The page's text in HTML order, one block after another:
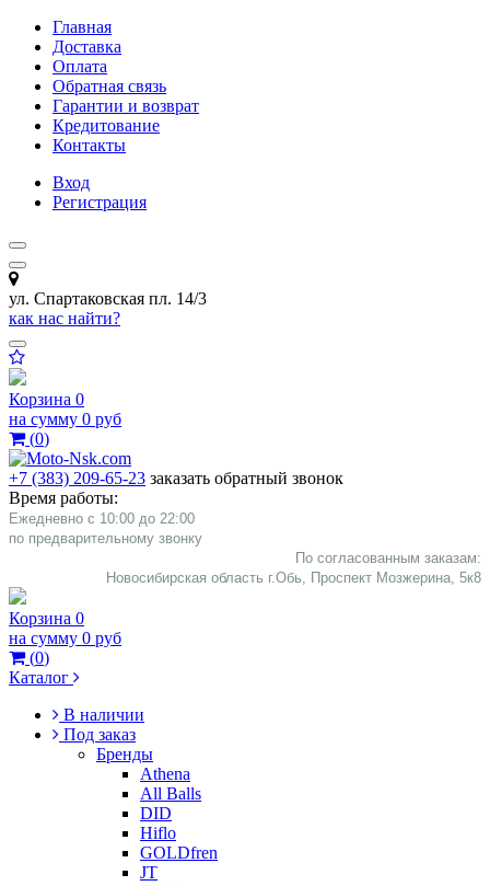
Главная
Доставка
Оплата
Обратная связь
Гарантии и возврат
Кредитование
Контакты
Вход
Регистрация
ул. Спартаковская пл. 14/3
как нас найти?
Корзина 0
на сумму 0 руб
(0)
+7 (383) 209-65-23 заказать обратный звонок
Время работы:
Ежедневно с 10:00 до 22:00
​по предварительному звонку
По согласованным заказам:
Новосибирская область г.Обь, Проспект Мозжерина, 5к8​
Корзина 0
на сумму 0 руб
(0)
Каталог
В наличии
Под заказ
Бренды
Athena
All Balls
DID
Hiflo
GOLDfren
JT